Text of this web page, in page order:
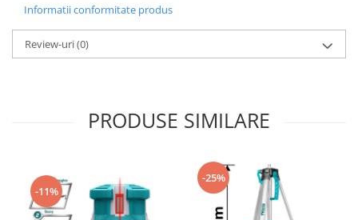
îmbrăcăminte de lucru
înaltă vizibilitate hi-vis
Combinezoane
Tricouri
Veste
Informatii conformitate produs
Review-uri(0)
PRODUSE SIMILARE
-11%
-25%